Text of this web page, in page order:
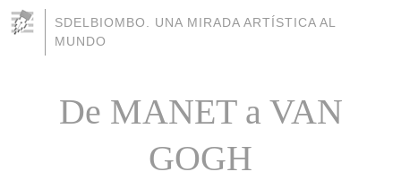
SDELBIOMBO. UNA MIRADA ARTÍSTICA AL
MUNDO
De MANET a VAN
GOGH